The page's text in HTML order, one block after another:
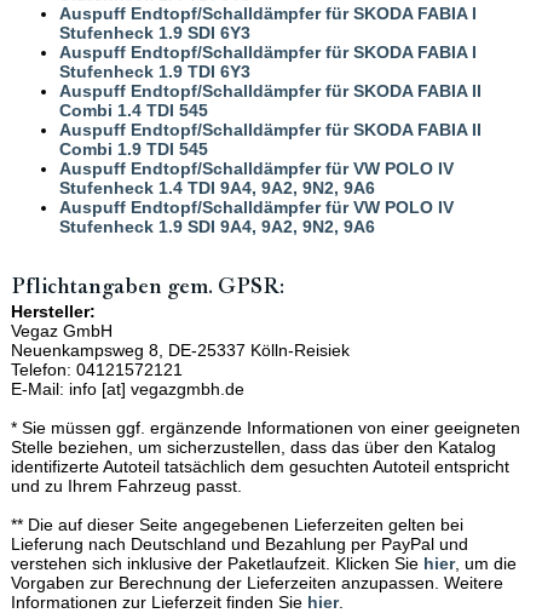
Auspuff Endtopf/Schalldämpfer für SKODA FABIA I
Stufenheck 1.9 SDI 6Y3
Auspuff Endtopf/Schalldämpfer für SKODA FABIA I
Stufenheck 1.9 TDI 6Y3
Auspuff Endtopf/Schalldämpfer für SKODA FABIA II
Combi 1.4 TDI 545
Auspuff Endtopf/Schalldämpfer für SKODA FABIA II
Combi 1.9 TDI 545
Auspuff Endtopf/Schalldämpfer für VW POLO IV
Stufenheck 1.4 TDI 9A4, 9A2, 9N2, 9A6
Auspuff Endtopf/Schalldämpfer für VW POLO IV
Stufenheck 1.9 SDI 9A4, 9A2, 9N2, 9A6
Pflichtangaben gem. GPSR:
Hersteller:
Vegaz GmbH
Neuenkampsweg 8, DE-25337 Kölln-Reisiek
Telefon: 04121572121
E-Mail: info [at] vegazgmbh.de
* Sie müssen ggf. ergänzende Informationen von einer geeigneten
Stelle beziehen, um sicherzustellen, dass das über den Katalog
identifizerte Autoteil tatsächlich dem gesuchten Autoteil entspricht
und zu Ihrem Fahrzeug passt.
** Die auf dieser Seite angegebenen Lieferzeiten gelten bei
Lieferung nach Deutschland und Bezahlung per PayPal und
verstehen sich inklusive der Paketlaufzeit. Klicken Sie hier, um die
Vorgaben zur Berechnung der Lieferzeiten anzupassen. Weitere
Informationen zur Lieferzeit finden Sie hier.